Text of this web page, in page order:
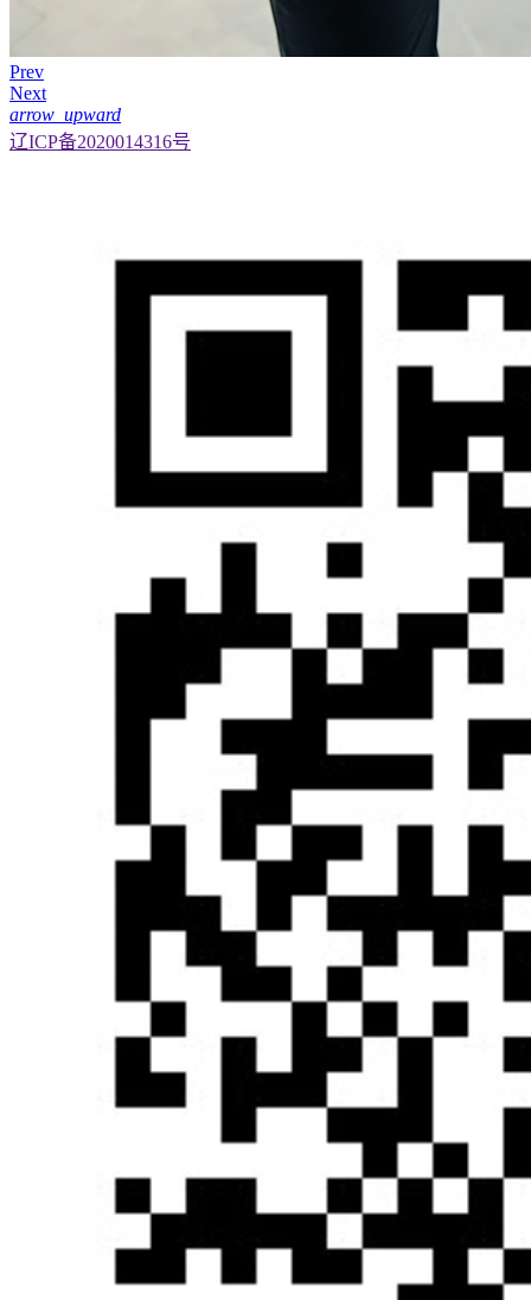
Prev
Next
arrow_upward
辽ICP备2020014316号